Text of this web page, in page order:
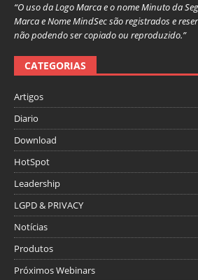
“O uso da Logo Marca e o nome Minuto da
Marca e Nome MindSec são registrados e
não podendo ser copiado ou reproduzido.”
CATEGORIAS
Artigos
Diario
Download
HotSpot
Leadership
LGPD & PRIVACY
Notícias
Produtos
Próximos Webinars